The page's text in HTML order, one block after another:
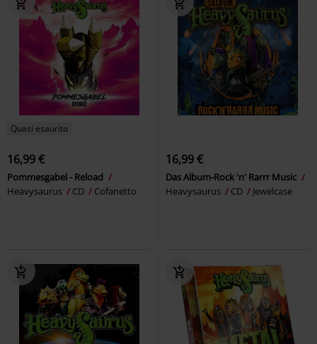
Quasi esaurito
16,99 €
Pommesgabel - Reload
Heavysaurus
CD Cofanetto
16,99 €
Das Album-Rock 'n' Rarrr Music
Heavysaurus
CD Jewelcase